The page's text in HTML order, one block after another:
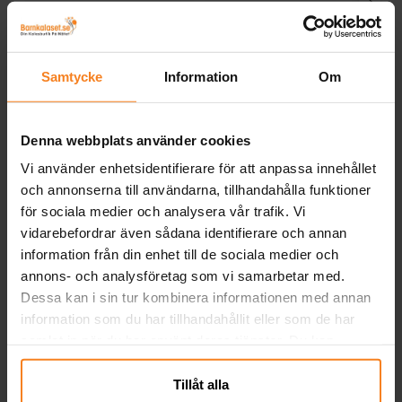
Samtycke Information Om
Denna webbplats använder cookies
Vi använder enhetsidentifierare för att anpassa innehållet
och annonserna till användarna, tillhandahålla funktioner
för sociala medier och analysera vår trafik. Vi
vidarebefordrar även sådana identifierare och annan
information från din enhet till de sociala medier och
annons- och analysföretag som vi samarbetar med.
Dessa kan i sin tur kombinera informationen med annan
information som du har tillhandahållit eller som de har
närsomhelst ändra ditt samtycke.
Tillåt alla
Byggklossar snap-on
armband
Pris
Emojis snap-on
armband
Andra köpte även